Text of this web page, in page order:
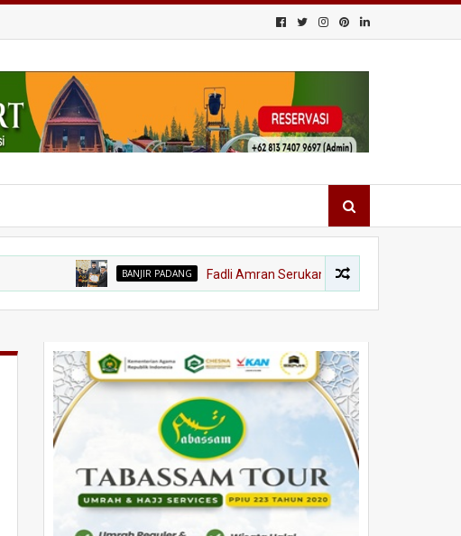
BANJIR PADANG Fadli Amran Serukan Transformasi Ekonomi, Kota